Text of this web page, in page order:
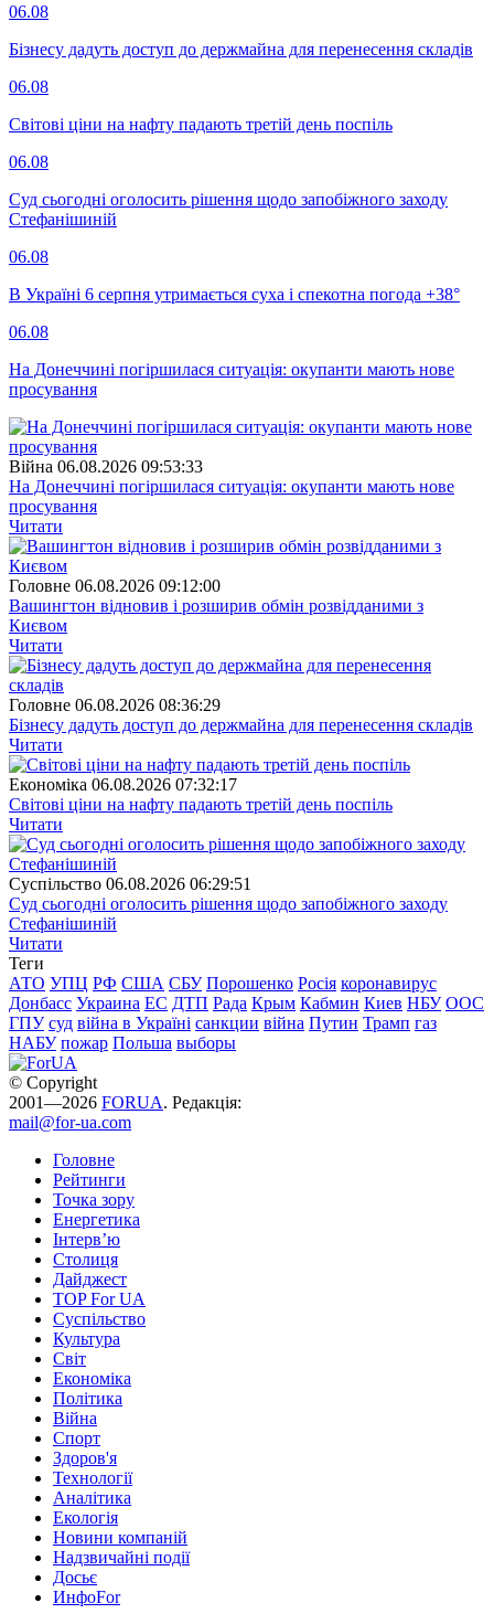
06.08
Бізнесу дадуть доступ до держмайна для перенесення складів
06.08
Світові ціни на нафту падають третій день поспіль
06.08
Суд сьогодні оголосить рішення щодо запобіжного заходу
Стефанішиній
06.08
В Україні 6 серпня утримається суха і спекотна погода +38°
06.08
На Донеччині погіршилася ситуація: окупанти мають нове
просування
Війна 06.08.2026 09:53:33
На Донеччині погіршилася ситуація: окупанти мають нове
просування
Читати
Головне 06.08.2026 09:12:00
Вашингтон відновив і розширив обмін розвідданими з
Києвом
Читати
Головне 06.08.2026 08:36:29
Бізнесу дадуть доступ до держмайна для перенесення складів
Читати
Економіка 06.08.2026 07:32:17
Світові ціни на нафту падають третій день поспіль
Читати
Суспiльство 06.08.2026 06:29:51
Суд сьогодні оголосить рішення щодо запобіжного заходу
Стефанішиній
Читати
Теги
АТО УПЦ РФ США СБУ Порошенко Росія коронавирус
Донбасс Украина ЕС ДТП Рада Крым Кабмин Киев НБУ ООС
ГПУ суд війна в Україні санкции війна Путин Трамп газ
НАБУ пожар Польша выборы
© Copyright
2001—2026 FORUA. Редакція:
mail@for-ua.com
Головне
Рейтинги
Точка зору
Енергетика
Інтерв’ю
Столиця
Дайджест
TOP For UA
Суспiльство
Культура
Світ
Економіка
Політика
Війна
Спорт
Здоров'я
Технології
Аналітика
Екологія
Новини компаній
Надзвичайні події
Досьє
ИнфоFor